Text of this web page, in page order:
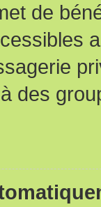
de
des